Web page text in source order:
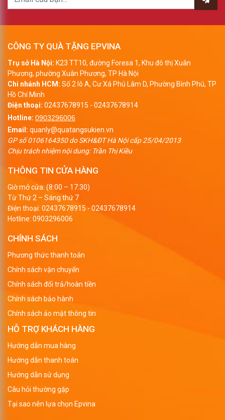
CÔNG TY QUÀ TẶNG EPVINA
Trụ sở Hà Nội: K23 TT10, đường Foresa 1, Khu đô thị Xuân
Phương, phường Xuân Phương, TP Hà Nội
Chi nhánh HCM: Số 2 lô A, Cư Xá Phú Lâm D, Phường Bình Phú, TP
Hồ Chí Minh
Điện thoại: 02437678915 - 02437678914
Hotline: 0903296006
Email: quanly@quatangsukien.vn
GP số 0106164350 do SKH&ĐT Hà Nội cấp 25/04/2013
Chịu trách nhiệm nội dung: Trần Thị Kiều
THÔNG TIN CỬA HÀNG
Giờ mở cửa: (8:00 – 17:30)
Từ Thứ 2 – Sáng thứ 7
Điện thoại: 02437678915 - 02437678914
Hotline: 0903296006
CHÍNH SÁCH
Phương thức thanh toán
Chính sách vận chuyển
Chính sách đổi trả/hoàn tiền
Chính sách bảo hành
Chính sách ảo mật thông tin
HỖ TRỢ KHÁCH HÀNG
Hướng dẫn mua hàng
Hướng dẫn thanh toán
Hướng dẫn sử dụng
Câu hỏi thường gặp
Tại sao nên lựa chọn Epvina